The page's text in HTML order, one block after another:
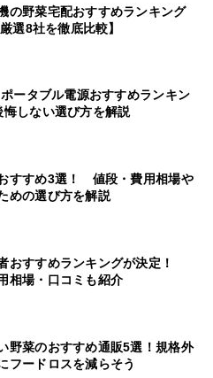
の野菜宅配おすすめランキング
選8社を徹底比較】
ポータブル電源おすすめランキン
しない選び方を解説
すすめ3選！ 値段・費用相場や
めの選び方を解説
おすすめランキングが決定！
相場・口コミも紹介
野菜のおすすめ通販5選！規格外
フードロスを減らそう